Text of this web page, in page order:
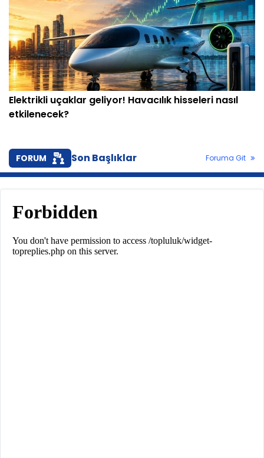
Elektrikli uçaklar geliyor! Havacılık hisseleri nasıl
etkilenecek?
FORUM Son Başlıklar Foruma Git